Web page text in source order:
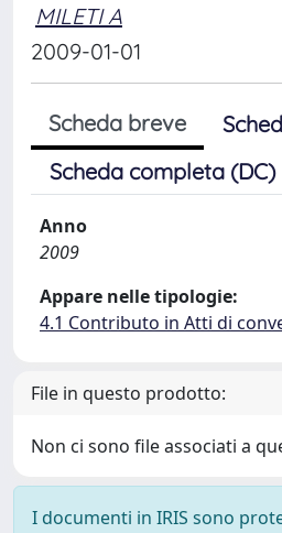
MILETI A
2009-01-01
Scheda breve
Scheda completa (DC)
Anno
2009
Appare nelle tipologie:
4.1 Contributo in Atti di
File in questo prodotto:
Non ci sono file associati a
I documenti in IRIS sono